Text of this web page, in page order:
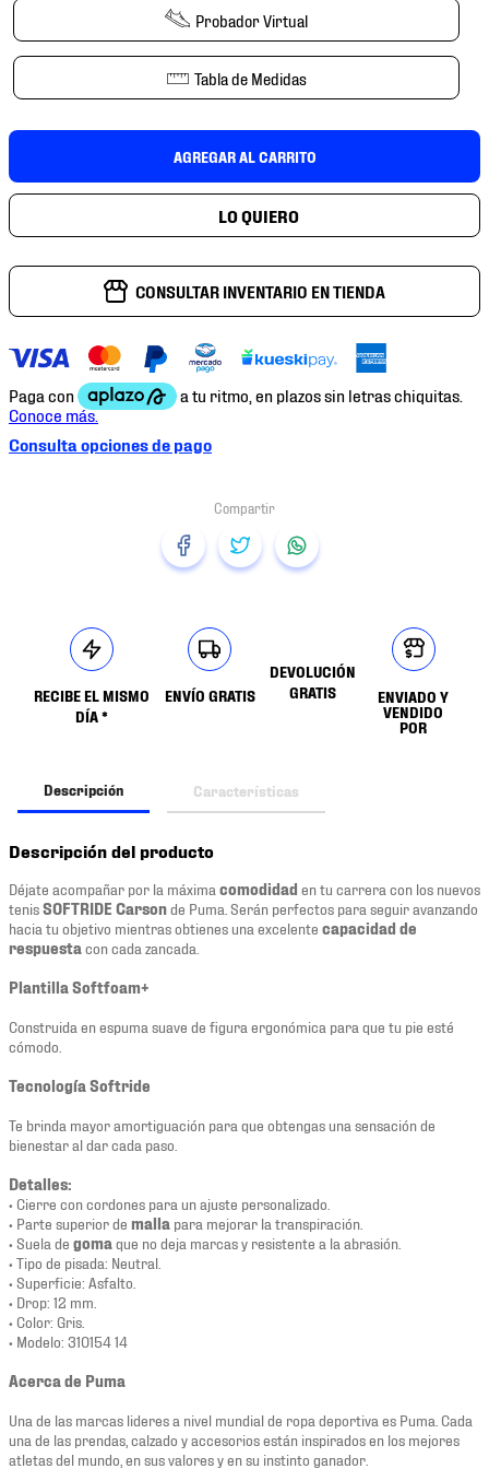
Probador Virtual
Tabla de Medidas
AGREGAR AL CARRITO
CONSULTAR INVENTARIO EN TIENDA
Consulta opciones de pago
RECIBE EL MISMO
DÍA *
ENVÍO GRATIS
DEVOLUCIÓN
GRATIS
ENVIADO Y
VENDIDO
POR
Descripción Características
Descripción del producto
Déjate acompañar por la máxima comodidad en tu carrera con los nuevos
tenisSOFTRIDE Carsonde Puma. Serán perfectos para seguir avanzando
hacia tu objetivo mientras obtienes una excelente capacidad de
respuesta con cada zancada.
Plantilla Softfoam+
Construida en espuma suave de figura ergonómica para que tu pie esté
cómodo.
Tecnología Softride
Te brinda mayor amortiguación para que obtengas una sensación de
bienestar al dar cada paso.
Detalles:
• Cierre con cordones para un ajuste personalizado.
• Parte superior de malla para mejorar la transpiración.
• Suela de goma que no deja marcas y resistente a la abrasión.
• Tipo de pisada: Neutral.
• Superficie: Asfalto.
• Drop: 12 mm.
• Color: Gris.
• Modelo: 310154 14
Acerca de Puma
Una de las marcas lideres a nivel mundial de ropa deportiva es Puma. Cada
una de las prendas, calzado y accesorios están inspirados en los mejores
atletas del mundo, en sus valores y en su instinto ganador.
10. tenis nike